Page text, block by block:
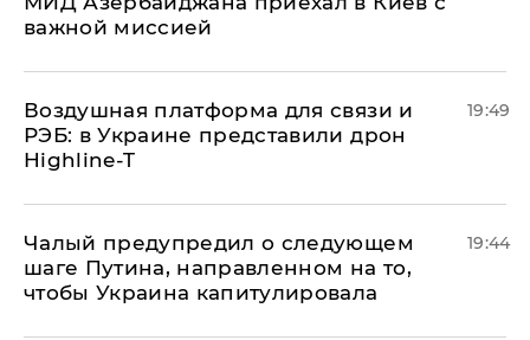
важной миссией
Воздушная платформа для связи и
РЭБ: в Украине представили дрон
Highline-T
19:49
Чалый предупредил о следующем
шаге Путина, направленном на то,
чтобы Украина капитулировала
19:44